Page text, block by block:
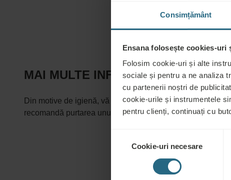
Consimțământ
Ensana folosește cookies-
Folosim cookie-uri și alte
sociale și pentru a ne analiza
cu partenerii noștri de
cookie-urile și instrumentele
pentru clienți, continuați cu
consimțământului
Cookie-uri necesare
MAI MULTE INFORMAȚII DESPRE
Din motive de igienă, vă sfătuim să purtați o cămașă cu
recomandă purtarea unui ciorap compresiv sau a unui